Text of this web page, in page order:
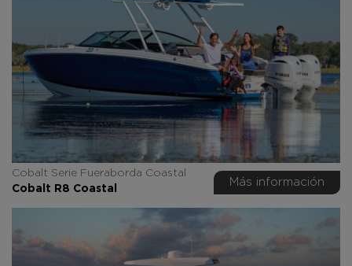
Cobalt Serie Fueraborda Coastal
Cobalt R8 Coastal
Más información